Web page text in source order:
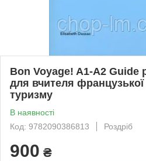
Bon Voyage! A1-A2 Guide
для вчителя
туризму
В наявності
Код: 9782090386813
Роздріб
900 ₴